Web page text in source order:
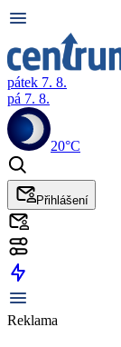
pátek 7. 8.
pá 7. 8.
20°C
Přihlášení
Reklama